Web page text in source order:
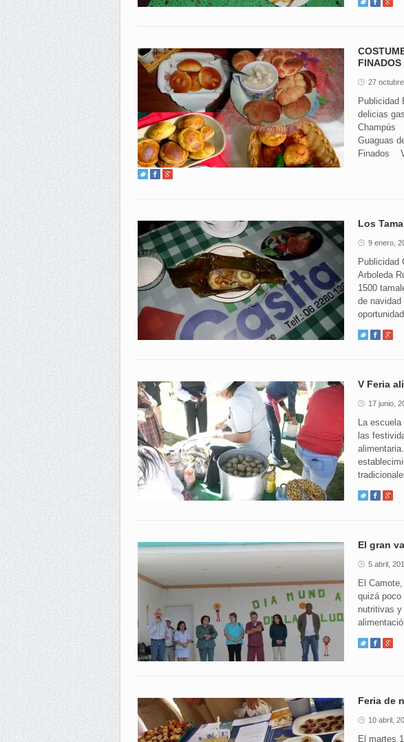
FINADOS
27
Publicidad
delicias
Champús
Guaguas
Finados
Los
9 enero,
Publicidad
Arboleda
1500
de
V Feria
17 junio,
La
las
El gran
5 abril,
El
quizá poco
nutritivas y
Feria de
10 abril,
El martes